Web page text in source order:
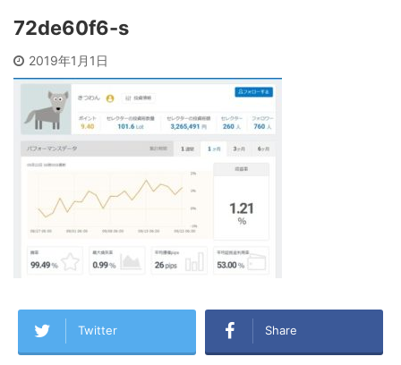
72de60f6-s
2019年1月1日
Twitter Share